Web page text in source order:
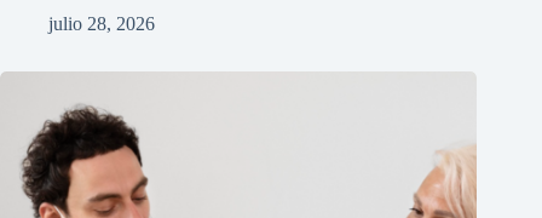
julio 28, 2026